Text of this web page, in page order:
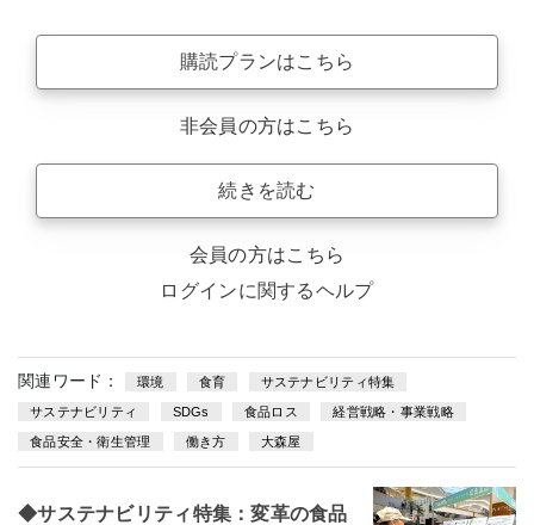
購読プランはこちら
非会員の方はこちら
続きを読む
会員の方はこちら
ログインに関するヘルプ
関連ワード： 環境 食育 サステナビリティ特集
サステナビリティ SDGs 食品ロス 経営戦略・事業戦略
食品安全・衛生管理 働き方 大森屋
◆サステナビリティ特集：変革の食品